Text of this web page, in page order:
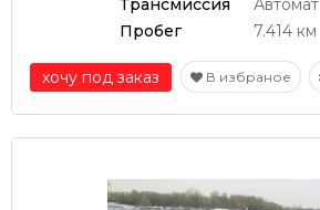
Трансмиссия
Автомат
Пробег
7.414 км
хочу под заказ В избраное